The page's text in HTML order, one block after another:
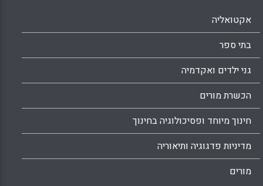
אקטואליה
בתי ספר
גני ילדים ואקדמיה
הכשרת מורים
חינוך מיוחד ופסיכולוגיה בחינוך
מדיניות פדגוגיה ותיאוריה
מורים